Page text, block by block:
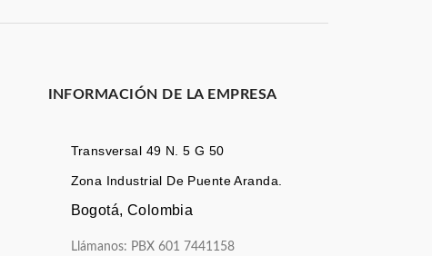
INFORMACIÓN DE LA EMPRESA
Transversal 49 N. 5 G 50
Zona Industrial De Puente Aranda.
Bogotá, Colombia
Llámanos: PBX 601 7441158